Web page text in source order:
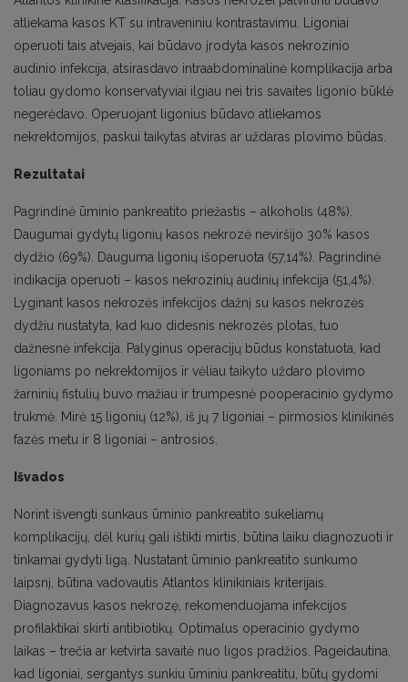
atliekama kasos KT su intraveniniu kontrastavimu. Ligoniai
operuoti tais atvejais, kai būdavo įrodyta kasos nekrozinio
audinio infekcija, atsirasdavo intraabdominalinė komplikacija arba
toliau gydomo konservatyviai ilgiau nei tris savaites ligonio būklė
negerėdavo. Operuojant ligonius būdavo atliekamos
nekrektomijos, paskui taikytas atviras ar uždaras plovimo būdas.
Rezultatai
Pagrindinė ūminio pankreatito priežastis – alkoholis (48%).
Daugumai gydytų ligonių kasos nekrozė neviršijo 30% kasos
dydžio (69%). Dauguma ligonių išoperuota (57,14%). Pagrindinė
indikacija operuoti – kasos nekrozinių audinių infekcija (51,4%).
Lyginant kasos nekrozės infekcijos dažnį su kasos nekrozės
dydžiu nustatyta, kad kuo didesnis nekrozės plotas, tuo
dažnesnė infekcija. Palyginus operacijų būdus konstatuota, kad
ligoniams po nekrektomijos ir vėliau taikyto uždaro plovimo
žarninių fistulių buvo mažiau ir trumpesnė pooperacinio gydymo
trukmė. Mirė 15 ligonių (12%), iš jų 7 ligoniai – pirmosios klinikinės
fazės metu ir 8 ligoniai – antrosios.
Išvados
Norint išvengti sunkaus ūminio pankreatito sukeliamų
komplikacijų, dėl kurių gali ištikti mirtis, būtina laiku diagnozuoti ir
tinkamai gydyti ligą. Nustatant ūminio pankreatito sunkumo
laipsnį, būtina vadovautis Atlantos klinikiniais kriterijais.
Diagnozavus kasos nekrozę, rekomenduojama infekcijos
profilaktikai skirti antibiotikų. Optimalus operacinio gydymo
laikas – trečia ar ketvirta savaitė nuo ligos pradžios. Pageidautina,
kad ligoniai, sergantys sunkiu ūminiu pankreatitu, būtų gydomi